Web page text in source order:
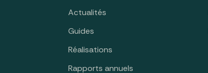
Actualités
Guides
Réalisations
Rapports annuels